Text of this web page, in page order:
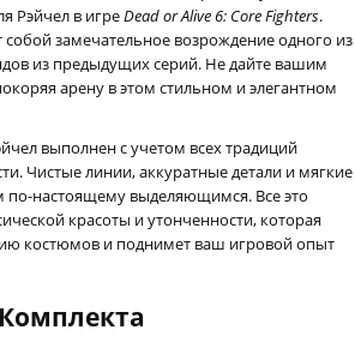
Рэйчел в игреDead or Alive 6: Core Fighters.
собой замечательное возрождение одного из
из предыдущих серий. Не дайте вашим
арену в этом стильном и элегантном
выполнен с учетом всех традиций
Чистые линии, аккуратные детали и мягкие
по-настоящему выделяющимся. Все это
красоты и утонченности, которая
костюмов и поднимет ваш игровой опыт